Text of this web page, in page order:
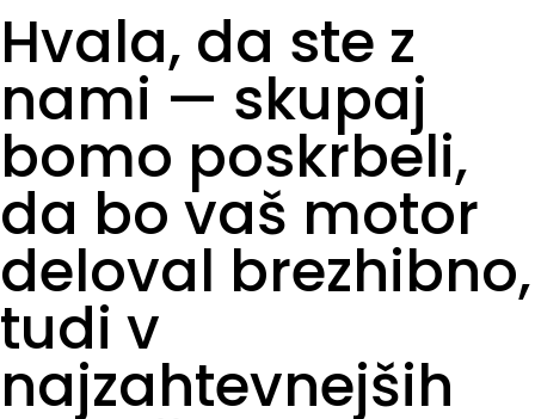
Hvala, da ste z
nami — skupaj
bomo poskrbeli,
da bo vaš motor
deloval brezhibno,
tudi v
najzahtevnejših